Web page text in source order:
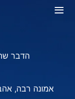
הדבר
אמונה רבה,